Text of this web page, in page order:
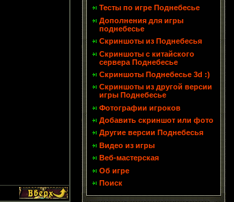
Тесты по игре Поднебесье
Дополнения для игры
поднебесье
Скриншоты из Поднебесья
Скриншоты с китайского
сервера Поднебесье
Скриншоты Поднебесье 3d :)
Скриншоты из другой версии
игры Поднебесье
Фотографии игроков
Добавить скриншот или фото
Другие версии Поднебесья
Видео из игры
Веб-мастерская
Об игре
Поиск